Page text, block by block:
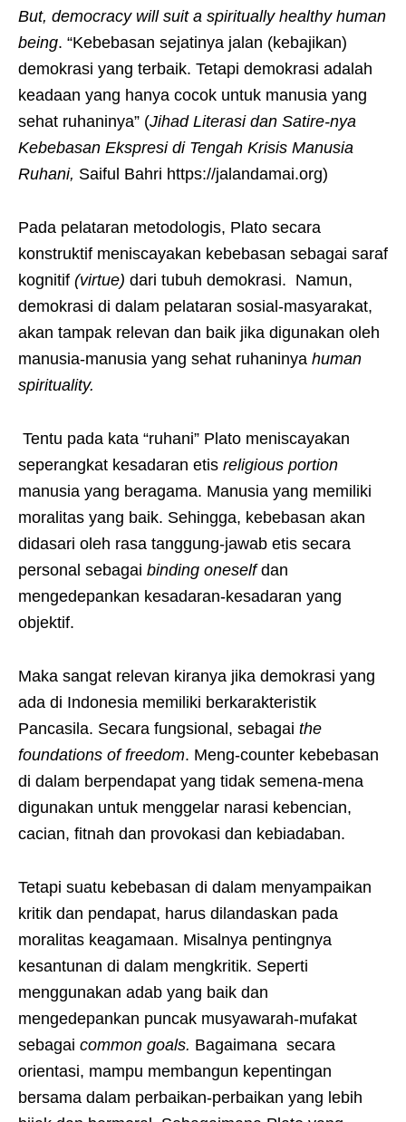
But, democracy will suit a spiritually healthy human
being. “Kebebasan sejatinya jalan (kebajikan)
demokrasi yang terbaik. Tetapi demokrasi adalah
keadaan yang hanya cocok untuk manusia yang
sehat ruhaninya” (Jihad Literasi dan Satire-nya
Kebebasan Ekspresi di Tengah Krisis Manusia
Ruhani, Saiful Bahri https://jalandamai.org)
Pada pelataran metodologis, Plato secara
konstruktif meniscayakan kebebasan sebagai saraf
kognitif (virtue) dari tubuh demokrasi. Namun,
demokrasi di dalam pelataran sosial-masyarakat,
akan tampak relevan dan baik jika digunakan oleh
manusia-manusia yang sehat ruhaninya human
spirituality.
Tentu pada kata “ruhani” Plato meniscayakan
seperangkat kesadaran etis religious portion
manusia yang beragama. Manusia yang memiliki
moralitas yang baik. Sehingga, kebebasan akan
didasari oleh rasa tanggung-jawab etis secara
personal sebagai binding oneselfdan
mengedepankan kesadaran-kesadaran yang
objektif.
Maka sangat relevan kiranya jika demokrasi yang
ada di Indonesia memiliki berkarakteristik
Pancasila. Secara fungsional, sebagai the
foundations of freedom. Meng-counter kebebasan
di dalam berpendapat yang tidak semena-mena
digunakan untuk menggelar narasi kebencian,
cacian, fitnah dan provokasi dan kebiadaban.
Tetapi suatu kebebasan di dalam menyampaikan
kritik dan pendapat, harus dilandaskan pada
moralitas keagamaan. Misalnya pentingnya
kesantunan di dalam mengkritik. Seperti
menggunakan adab yang baik dan
mengedepankan puncak musyawarah-mufakat
sebagai common goals. Bagaimana secara
orientasi, mampu membangun kepentingan
bersama dalam perbaikan-perbaikan yang lebih